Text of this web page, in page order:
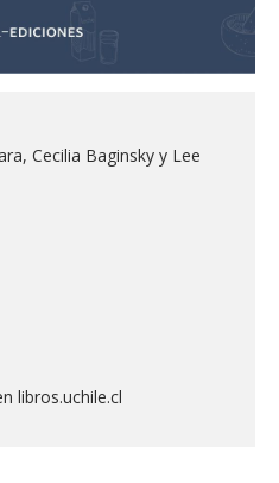
Cecilia Baginsky y Lee
libros.uchile.cl